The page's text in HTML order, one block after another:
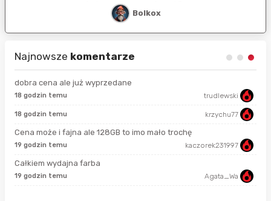
Bolkox
Najnowsze komentarze
dobra cena ale już wyprzedane
18 godzin temu trudlewski
18 godzin temu krzychu77
Cena może i fajna ale 128GB to imo mało trochę
19 godzin temu kaczorek231997
Całkiem wydajna farba
19 godzin temu Agata_Wa